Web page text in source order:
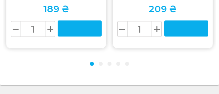
189 ₴ 209 ₴